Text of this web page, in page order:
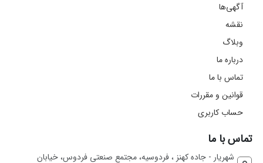
آگهی‌ها
نقشه
وبلاگ
درباره ما
تماس با ما
قوانین و مقررات
حساب کاربری
تماس با ما
شهریار - جاده کهنز ، فردوسیه، مجتمع صنعتی فردوس، خیابان